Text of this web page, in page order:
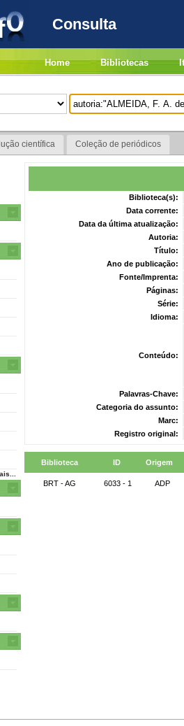
Consulta
Home Bibliotecas
científica Coleção de periódicos
Biblioteca(s):
Data corrente:
Data da última atualização:
Autoria:
Título:
Ano de publicação:
Fonte/Imprenta:
Páginas:
Série:
Idioma:
Conteúdo:
Palavras-Chave:
Categoria do assunto:
Marc:
Registro original:
Biblioteca ID Origem
BRT - AG 6033 - 1 ADP